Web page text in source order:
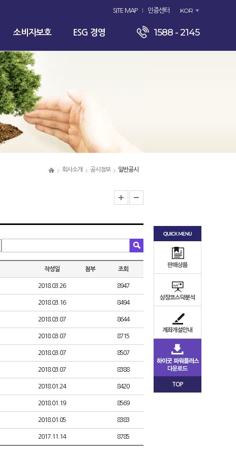
SITE MAP 인증센터 KOR
소비자보호 ESG 경영 1588 - 2145
회사소개 공시정보 일반공시
작성일 첨부 조회
2018.03.26 8947
2018.03.16 8494
2018.03.07 8644
2018.03.07 8715
2018.03.07 8507
2018.03.07 8388
2018.01.24 8420
2018.01.19 8569
2018.01.05 8383
2017.11.14 8785
TOP